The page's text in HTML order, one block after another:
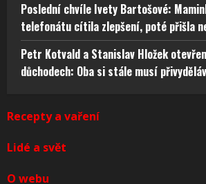
Poslední chvíle Ivety Bartošové:
telefonátu cítila zlepšení, poté přišla
Petr Kotvald a Stanislav Hložek
důchodech: Oba si stále musí
Recepty a vaření
Lidé a svět
O webu